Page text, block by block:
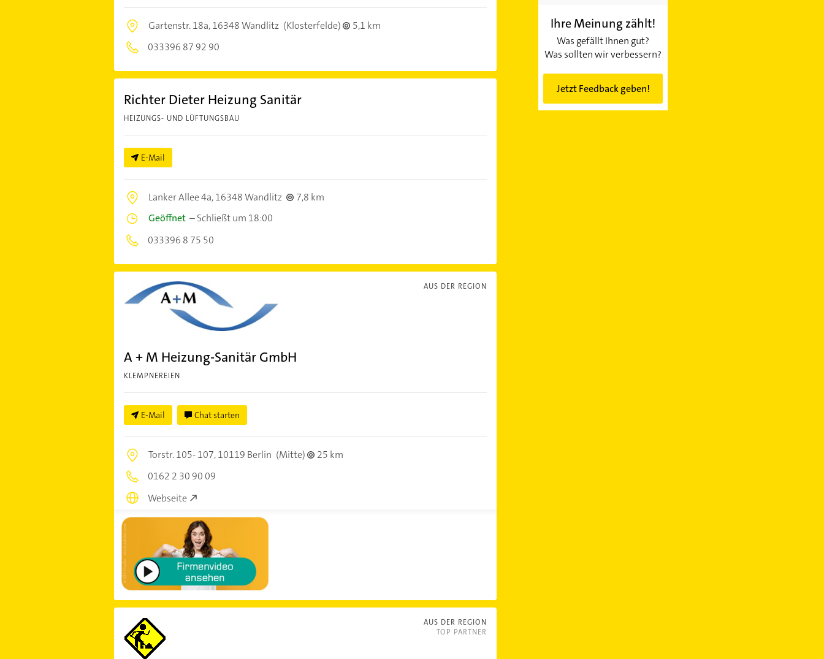
Gartenstr. 18a,16348 Wandlitz (Klosterfelde)
5,1 km
033396 87 92 90
Richter Dieter Heizung Sanitär
HEIZUNGS- UND LÜFTUNGSBAU
E-Mail
Lanker Allee 4a,16348 Wandlitz
7,8 km
Geöffnet–Schließt um 18:00
033396 8 75 50
AUS DER REGION
A + M Heizung-Sanitär GmbH
KLEMPNEREIEN
E-Mail Chat starten
Torstr. 105- 107,10119 Berlin (Mitte)
25 km
0162 2 30 90 09
Webseite
AUS DER REGION
TOP PARTNER
Ihre Meinung zählt!
Was gefällt Ihnen gut?
Was sollten wir verbessern?
Jetzt Feedback geben!